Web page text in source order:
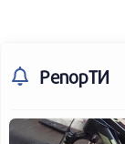
РепорТИ